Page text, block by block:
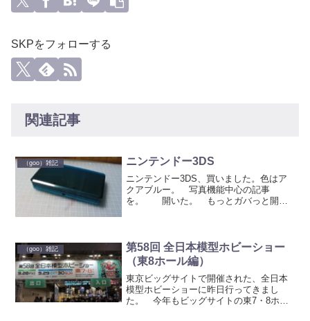
SKPをフォローする
関連記事
（goo）雑記 ニンテンドー3DS
ニンテンドー3DS、買いました。色はア
クアブルー。 写真機能中心の記事
を。 開いた。 もっとガバっと開く
す。 5年ちょい使い続けた...
（goo）雑記
第58回 全日本模型ホビーショー
（東8ホール編）
東京ビッグサイトで開催された、全日本
模型ホビーショーに昨日行ってきまし
た。 今年もビッグサイトの東7・8ホー